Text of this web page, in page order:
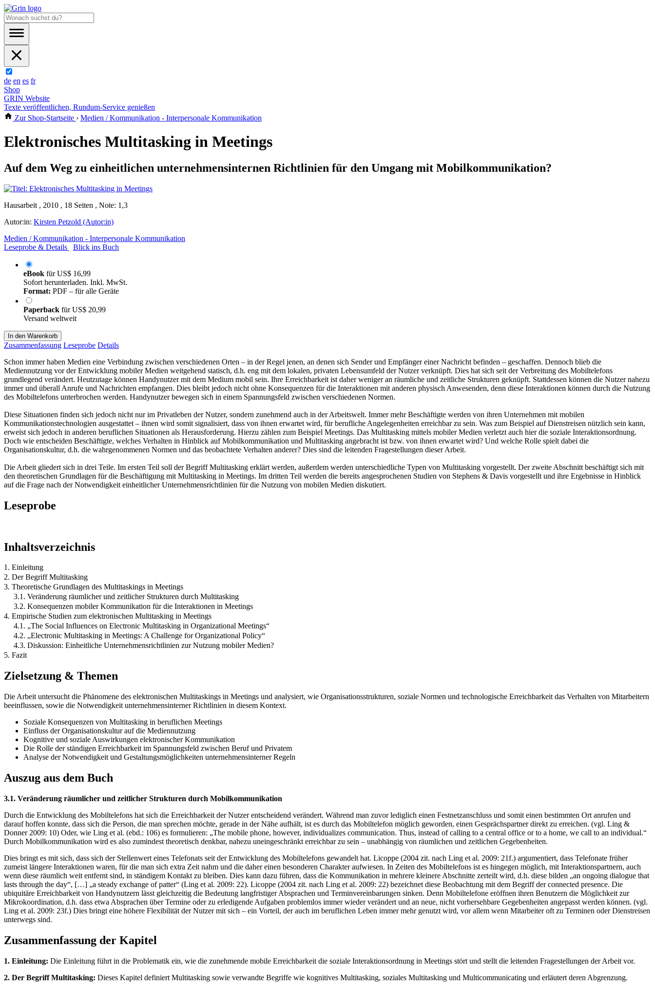
de en es fr
Shop
GRIN Website
Texte veröffentlichen, Rundum-Service genießen
Zur Shop-Startseite › Medien / Kommunikation - Interpersonale Kommunikation
Elektronisches Multitasking in Meetings
Auf dem Weg zu einheitlichen unternehmensinternen Richtlinien für den Umgang mit Mobilkommunikation?
Hausarbeit , 2010 , 18 Seiten , Note: 1,3
Autor:in: Kirsten Petzold (Autor:in)
Medien / Kommunikation - Interpersonale Kommunikation
Leseprobe & Details
Blick ins Buch
eBook fürUS$ 16,99
Sofort herunterladen. Inkl. MwSt.
Format: PDF – für alle Geräte
Paperback fürUS$ 20,99
Versand weltweit
In den Warenkorb
Zusammenfassung Leseprobe Details
Schon immer haben Medien eine Verbindung zwischen verschiedenen Orten – in der Regel jenen, an denen sich Sender und Empfänger einer Nachricht befinden – geschaffen. Dennoch blieb die
Mediennutzung vor der Entwicklung mobiler Medien weitgehend statisch, d.h. eng mit dem lokalen, privaten Lebensumfeld der Nutzer verknüpft. Dies hat sich seit der Verbreitung des Mobiltelefons
grundlegend verändert. Heutzutage können Handynutzer mit dem Medium mobil sein. Ihre Erreichbarkeit ist daher weniger an räumliche und zeitliche Strukturen geknüpft. Stattdessen können die Nutzer nahezu
immer und überall Anrufe und Nachrichten empfangen. Dies bleibt jedoch nicht ohne Konsequenzen für die Interaktionen mit anderen physisch Anwesenden, denn diese Interaktionen können durch die Nutzung
des Mobiltelefons unterbrochen werden. Handynutzer bewegen sich in einem Spannungsfeld zwischen verschiedenen Normen.
Diese Situationen finden sich jedoch nicht nur im Privatleben der Nutzer, sondern zunehmend auch in der Arbeitswelt. Immer mehr Beschäftigte werden von ihren Unternehmen mit mobilen
Kommunikationstechnologien ausgestattet – ihnen wird somit signalisiert, dass von ihnen erwartet wird, für berufliche Angelegenheiten erreichbar zu sein. Was zum Beispiel auf Dienstreisen nützlich sein kann,
erweist sich jedoch in anderen beruflichen Situationen als Herausforderung. Hierzu zählen zum Beispiel Meetings. Das Multitasking mittels mobiler Medien verletzt auch hier die soziale Interaktionsordnung.
Doch wie entscheiden Beschäftigte, welches Verhalten in Hinblick auf Mobilkommunikation und Multitasking angebracht ist bzw. von ihnen erwartet wird? Und welche Rolle spielt dabei die
Organisationskultur, d.h. die wahrgenommenen Normen und das beobachtete Verhalten anderer? Dies sind die leitenden Fragestellungen dieser Arbeit.
Die Arbeit gliedert sich in drei Teile. Im ersten Teil soll der Begriff Multitasking erklärt werden, außerdem werden unterschiedliche Typen von Multitasking vorgestellt. Der zweite Abschnitt beschäftigt sich mit
den theoretischen Grundlagen für die Beschäftigung mit Multitasking in Meetings. Im dritten Teil werden die bereits angesprochenen Studien von Stephens & Davis vorgestellt und ihre Ergebnisse in Hinblick
auf die Frage nach der Notwendigkeit einheitlicher Unternehmensrichtlinien für die Nutzung von mobilen Medien diskutiert.
Leseprobe
Inhaltsverzeichnis
1. Einleitung
2. Der Begriff Multitasking
3. Theoretische Grundlagen des Multitaskings in Meetings
3.1. Veränderung räumlicher und zeitlicher Strukturen durch Multitasking
3.2. Konsequenzen mobiler Kommunikation für die Interaktionen in Meetings
4. Empirische Studien zum elektronischen Multitasking in Meetings
4.1. „The Social Influences on Electronic Multitasking in Organizational Meetings“
4.2. „Electronic Multitasking in Meetings: A Challenge for Organizational Policy“
4.3. Diskussion: Einheitliche Unternehmensrichtlinien zur Nutzung mobiler Medien?
5. Fazit
Zielsetzung & Themen
Die Arbeit untersucht die Phänomene des elektronischen Multitaskings in Meetings und analysiert, wie Organisationsstrukturen, soziale Normen und technologische Erreichbarkeit das Verhalten von Mitarbeitern
beeinflussen, sowie die Notwendigkeit unternehmensinterner Richtlinien in diesem Kontext.
Soziale Konsequenzen von Multitasking in beruflichen Meetings
Einfluss der Organisationskultur auf die Mediennutzung
Kognitive und soziale Auswirkungen elektronischer Kommunikation
Die Rolle der ständigen Erreichbarkeit im Spannungsfeld zwischen Beruf und Privatem
Analyse der Notwendigkeit und Gestaltungsmöglichkeiten unternehmensinterner Regeln
Auszug aus dem Buch
3.1. Veränderung räumlicher und zeitlicher Strukturen durch Mobilkommunikation
Durch die Entwicklung des Mobiltelefons hat sich die Erreichbarkeit der Nutzer entscheidend verändert. Während man zuvor lediglich einen Festnetzanschluss und somit einen bestimmten Ort anrufen und
darauf hoffen konnte, dass sich die Person, die man sprechen möchte, gerade in der Nähe aufhält, ist es durch das Mobiltelefon möglich geworden, einen Gesprächspartner direkt zu erreichen. (vgl. Ling &
Donner 2009: 10) Oder, wie Ling et al. (ebd.: 106) es formulieren: „The mobile phone, however, individualizes communication. Thus, instead of calling to a central office or to a home, we call to an individual.“
Durch Mobilkommunikation wird es also zumindest theoretisch denkbar, nahezu uneingeschränkt erreichbar zu sein – unabhängig von räumlichen und zeitlichen Gegebenheiten.
Dies bringt es mit sich, dass sich der Stellenwert eines Telefonats seit der Entwicklung des Mobiltelefons gewandelt hat. Licoppe (2004 zit. nach Ling et al. 2009: 21f.) argumentiert, dass Telefonate früher
zumeist längere Interaktionen waren, für die man sich extra Zeit nahm und die daher einen besonderen Charakter aufwiesen. In Zeiten des Mobiltelefons ist es hingegen möglich, mit Interaktionspartnern, auch
wenn diese räumlich weit entfernt sind, in ständigem Kontakt zu bleiben. Dies kann dazu führen, dass die Kommunikation in mehrere kleinere Abschnitte zerteilt wird, d.h. diese bilden „an ongoing dialogue that
lasts through the day“, […] „a steady exchange of patter“ (Ling et al. 2009: 22). Licoppe (2004 zit. nach Ling et al. 2009: 22) bezeichnet diese Beobachtung mit dem Begriff der connected presence. Die
ubiquitäre Erreichbarkeit von Handynutzern lässt gleichzeitig die Bedeutung langfristiger Absprachen und Terminvereinbarungen sinken. Denn Mobiltelefone eröffnen ihren Benutzern die Möglichkeit zur
Mikrokoordination, d.h. dass etwa Absprachen über Termine oder zu erledigende Aufgaben problemlos immer wieder verändert und an neue, nicht vorhersehbare Gegebenheiten angepasst werden können. (vgl.
Ling et al. 2009: 23f.) Dies bringt eine höhere Flexibilität der Nutzer mit sich – ein Vorteil, der auch im beruflichen Leben immer mehr genutzt wird, vor allem wenn Mitarbeiter oft zu Terminen oder Dienstreisen
unterwegs sind.
Zusammenfassung der Kapitel
1. Einleitung: Die Einleitung führt in die Problematik ein, wie die zunehmende mobile Erreichbarkeit die soziale Interaktionsordnung in Meetings stört und stellt die leitenden Fragestellungen der Arbeit vor.
2. Der Begriff Multitasking: Dieses Kapitel definiert Multitasking sowie verwandte Begriffe wie kognitives Multitasking, soziales Multitasking und Multicommunicating und erläutert deren Abgrenzung.